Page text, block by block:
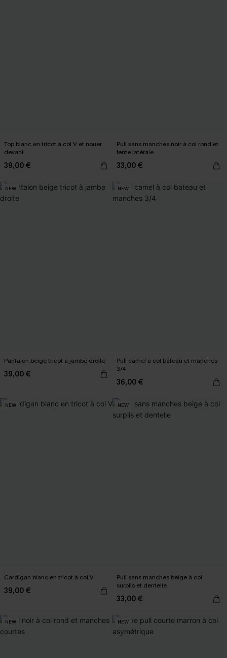
Top blanc en tricot à col V et nouer
devant
39,00 €
Pull sans manches noir à col rond et
fente latérale
33,00 €
NEW
Pantalon beige tricot à jambe droite
39,00 €
NEW
Pull camel à col bateau et manches
3/4
36,00 €
NEW
Cardigan blanc en tricot à col V
39,00 €
NEW
Pull sans manches beige à col
surplis et dentelle
33,00 €
NEW NEW